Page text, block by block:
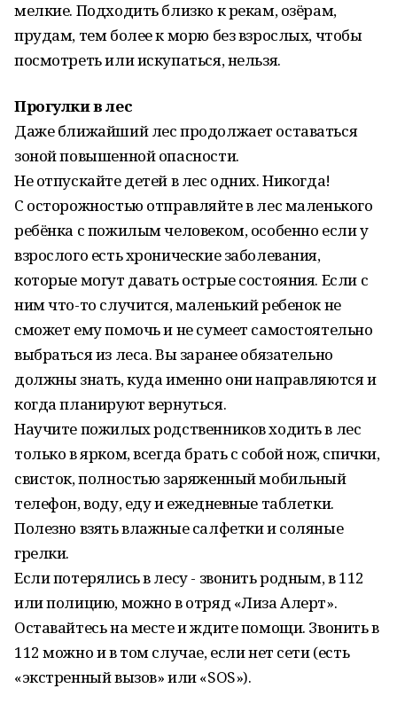
мелкие. Подходить близко к рекам, озёрам,
прудам, тем более к морю без взрослых, чтобы
посмотреть или искупаться, нельзя.
Прогулки в лес
Даже ближайший лес продолжает оставаться
зоной повышенной опасности.
Не отпускайте детей в лес одних. Никогда!
С осторожностью отправляйте в лес маленького
ребёнка с пожилым человеком, особенно если у
взрослого есть хронические заболевания,
которые могут давать острые состояния. Если с
ним что-то случится, маленький ребенок не
сможет ему помочь и не сумеет самостоятельно
выбраться из леса. Вы заранее обязательно
должны знать, куда именно они направляются и
когда планируют вернуться.
Научите пожилых родственников ходить в лес
только в ярком, всегда брать с собой нож, спички,
свисток, полностью заряженный мобильный
телефон, воду, еду и ежедневные таблетки.
Полезно взять влажные салфетки и соляные
грелки.
Если потерялись в лесу - звонить родным, в 112
или полицию, можно в отряд «Лиза Алерт».
Оставайтесь на месте и ждите помощи. Звонить в
112 можно и в том случае, если нет сети (есть
«экстренный вызов» или «SOS»).